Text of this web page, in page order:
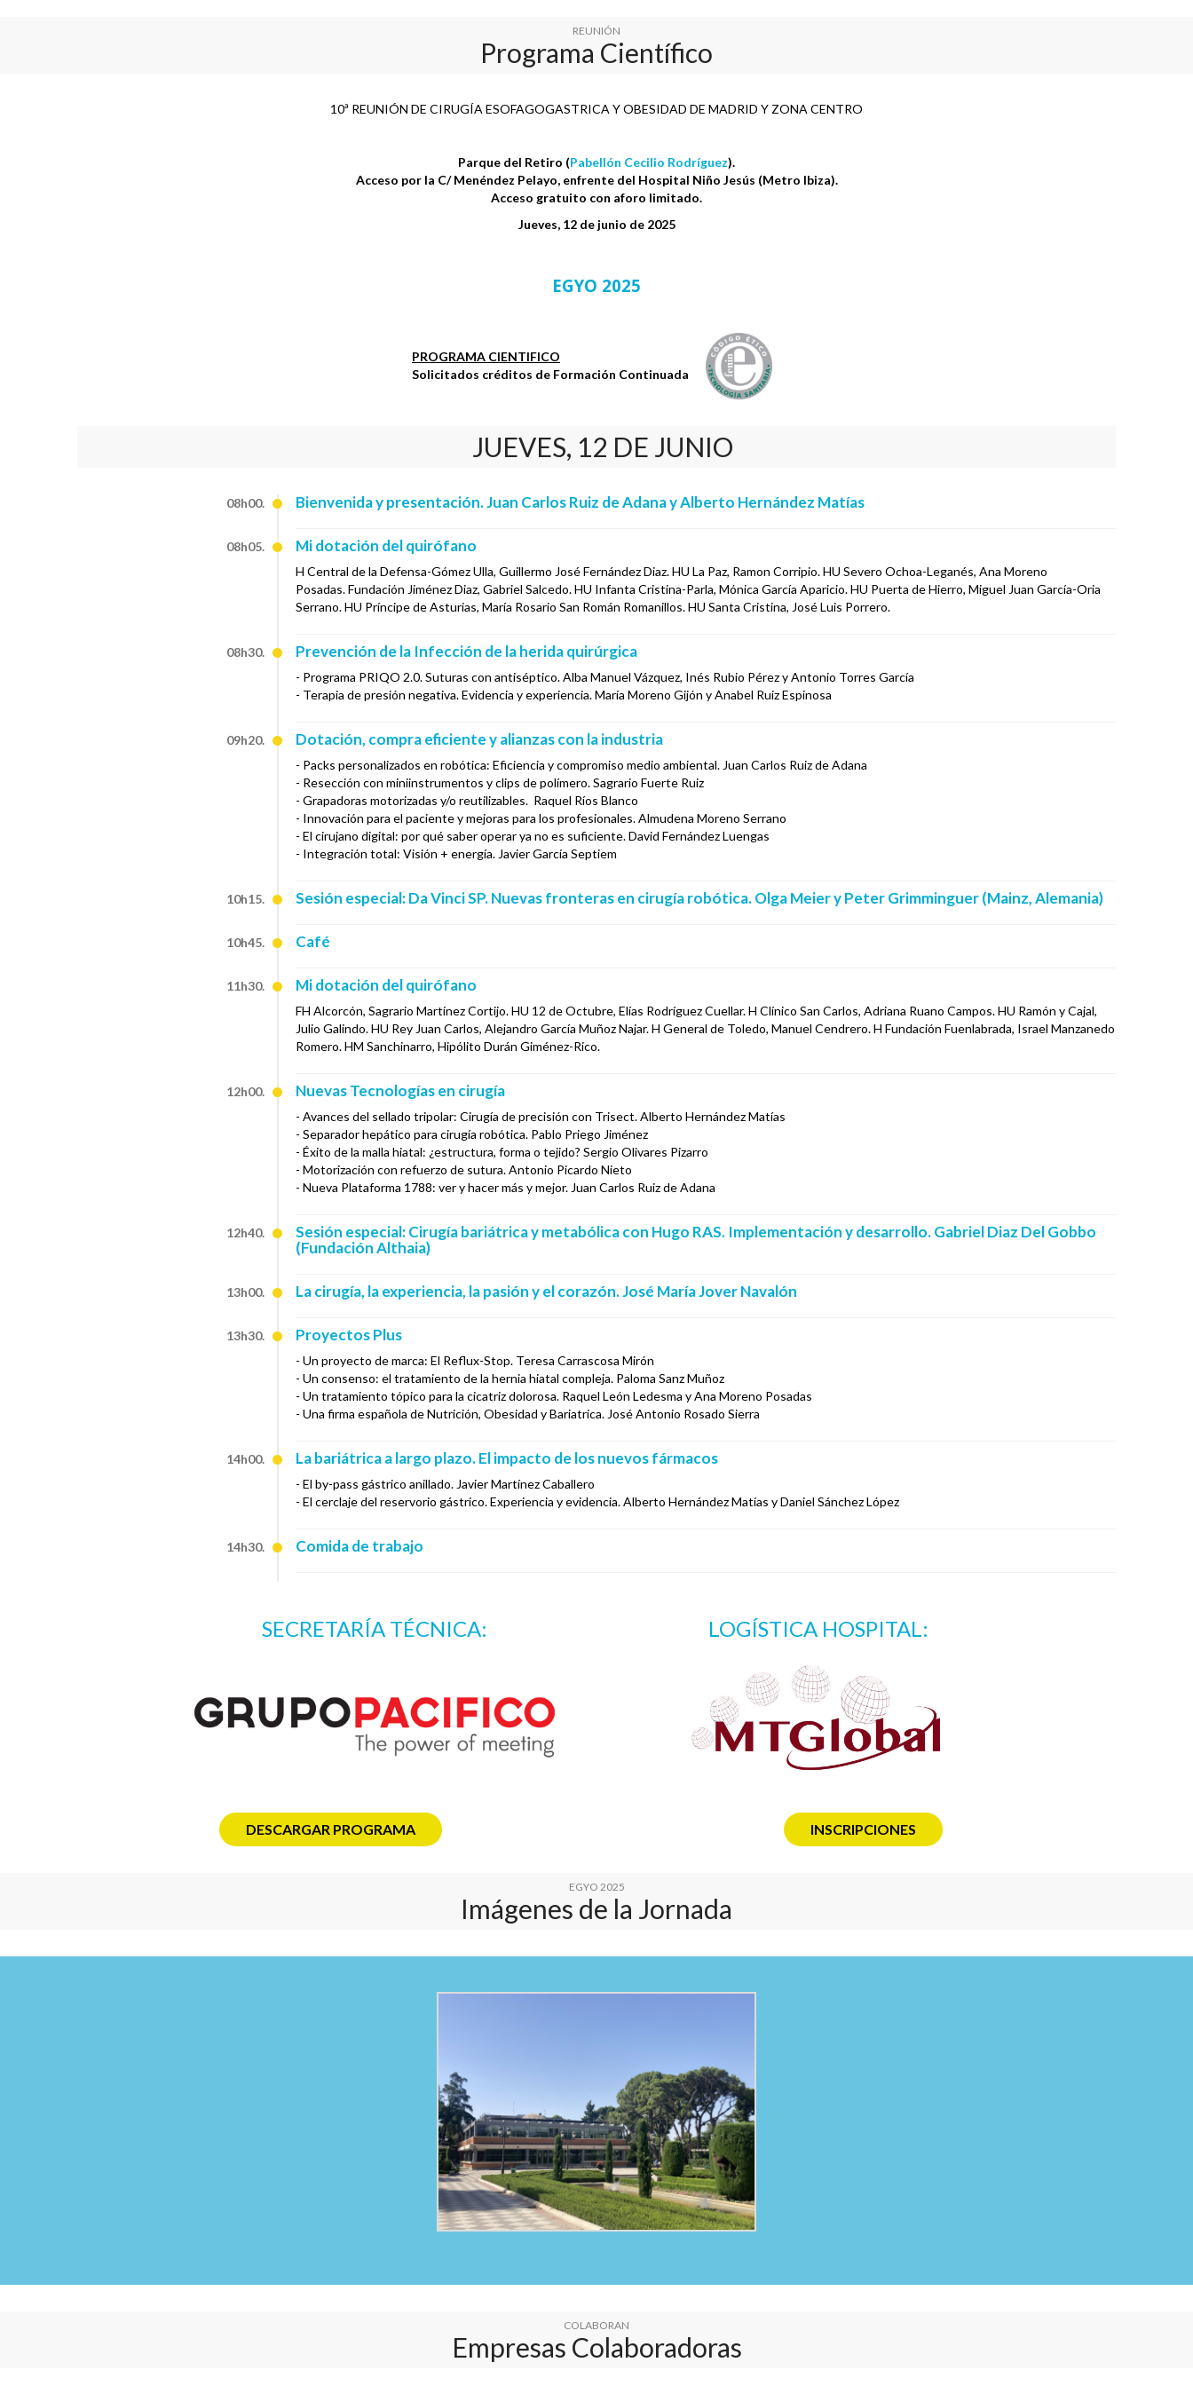
REUNIÓN
Programa Científico
10ª REUNIÓN DE CIRUGÍA ESOFAGOGASTRICA Y OBESIDAD DE MADRID Y ZONA CENTRO
Parque del Retiro (Pabellón Cecilio Rodríguez).
Acceso por la C/ Menéndez Pelayo, enfrente del Hospital Niño Jesús (Metro Ibiza).
Acceso gratuito con aforo limitado.
Jueves, 12 de junio de 2025
EGYO 2025
PROGRAMA CIENTIFICO
Solicitados créditos de Formación Continuada
JUEVES, 12 DE JUNIO
08h00. Bienvenida y presentación. Juan Carlos Ruiz de Adana y Alberto Hernández Matías
08h05. Mi dotación del quirófano
H Central de la Defensa-Gómez Ulla, Guillermo José Fernández Diaz. HU La Paz, Ramon Corripio. HU Severo Ochoa-Leganés, Ana Moreno
Posadas. Fundación Jiménez Diaz, Gabriel Salcedo. HU Infanta Cristina-Parla, Mónica García Aparicio. HU Puerta de Hierro, Miguel Juan García-Oria
Serrano. HU Príncipe de Asturias, María Rosario San Román Romanillos. HU Santa Cristina, José Luis Porrero.
08h30. Prevención de la Infección de la herida quirúrgica
- Programa PRIQO 2.0. Suturas con antiséptico. Alba Manuel Vázquez, Inés Rubio Pérez y Antonio Torres García
- Terapia de presión negativa. Evidencia y experiencia. María Moreno Gijón y Anabel Ruiz Espinosa
09h20. Dotación, compra eficiente y alianzas con la industria
- Packs personalizados en robótica: Eficiencia y compromiso medio ambiental. Juan Carlos Ruiz de Adana
- Resección con miniinstrumentos y clips de polímero. Sagrario Fuerte Ruiz
- Grapadoras motorizadas y/o reutilizables. Raquel Ríos Blanco
- Innovación para el paciente y mejoras para los profesionales. Almudena Moreno Serrano
- El cirujano digital: por qué saber operar ya no es suficiente. David Fernández Luengas
- Integración total: Visión + energía. Javier García Septiem
10h15. Sesión especial: Da Vinci SP. Nuevas fronteras en cirugía robótica.Olga Meiery Peter Grimminguer (Mainz, Alemania)
10h45. Café
11h30. Mi dotación del quirófano
FH Alcorcón, Sagrario Martínez Cortijo. HU 12 de Octubre, Elías Rodríguez Cuellar. H Clínico San Carlos, Adriana Ruano Campos. HU Ramón y Cajal,
Julio Galindo. HU Rey Juan Carlos, Alejandro García Muñoz Najar. H General de Toledo, Manuel Cendrero. H Fundación Fuenlabrada, Israel Manzanedo
Romero. HM Sanchinarro, Hipólito Durán Giménez-Rico.
12h00. Nuevas Tecnologías en cirugía
- Avances del sellado tripolar: Cirugía de precisión con Trisect. Alberto Hernández Matías
- Separador hepático para cirugía robótica. Pablo Priego Jiménez
- Éxito de la malla hiatal: ¿estructura, forma o tejido? Sergio Olivares Pizarro
- Motorización con refuerzo de sutura. Antonio Picardo Nieto
- Nueva Plataforma 1788: ver y hacer más y mejor. Juan Carlos Ruiz de Adana
12h40.
Sesión especial: Cirugía bariátrica y metabólica con Hugo RAS. Implementación y desarrollo. Gabriel Diaz Del Gobbo
(Fundación Althaia)
13h00. La cirugía, la experiencia, la pasión y el corazón. José María Jover Navalón
13h30. Proyectos Plus
- Un proyecto de marca: El Reflux-Stop. Teresa Carrascosa Mirón
- Un consenso: el tratamiento de la hernia hiatal compleja. Paloma Sanz Muñoz
- Un tratamiento tópico para la cicatriz dolorosa. Raquel León Ledesma y Ana Moreno Posadas
- Una firma española de Nutrición, Obesidad y Bariatrica. José Antonio Rosado Sierra
14h00. La bariátrica a largo plazo. El impacto de los nuevos fármacos
- El by-pass gástrico anillado. Javier Martínez Caballero
- El cerclaje del reservorio gástrico. Experiencia y evidencia. Alberto Hernández Matías y Daniel Sánchez López
14h30. Comida de trabajo
SECRETARÍA TÉCNICA: LOGÍSTICA HOSPITAL:
DESCARGAR PROGRAMA INSCRIPCIONES
EGYO 2025
Imágenes de la Jornada
COLABORAN
Empresas Colaboradoras